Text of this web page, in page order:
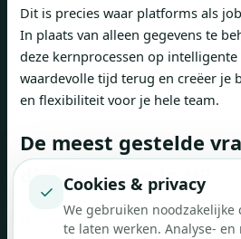
Dit is precies waar platforms als
In plaats van alleen gegevens te
deze kernprocessen op intelligente
waardevolle tijd terug en creëer je
en flexibiliteit voor je hele team.
De meest gestelde
digitalisering in HR
U heeft nu een goed overzicht van
✓ Cookies & privacy
We gebruiken noodzakelijke
te laten werken. Analyse- en